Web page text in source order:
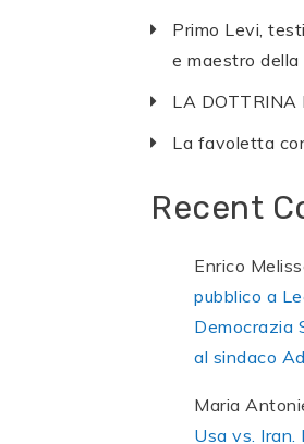
Primo Levi,
e maestro
LA DOTTRINA
La favoletta
Recent
Enrico
pubblico a
Democrazia
al sindaco
Maria
Usa vs. Iran.